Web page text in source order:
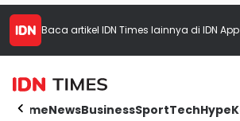
Baca artikel IDN Times lainnya di IDN App
HomeNewsBusinessSportTechHype